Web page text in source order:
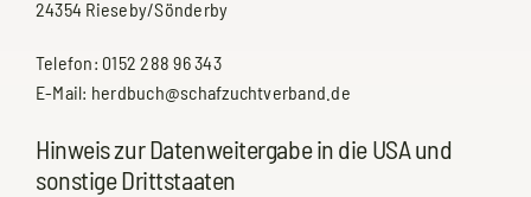
24354 Rieseby/Sönderby
Telefon: 0152 288 96 343
E-Mail: herdbuch@schafzuchtverband.de
Hinweis zur Datenweitergabe in die USA und
sonstige Drittstaaten